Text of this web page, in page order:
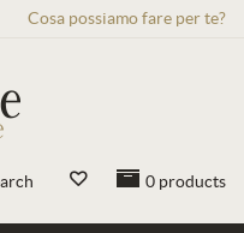
Cosa possiamo fare per te?
0 products